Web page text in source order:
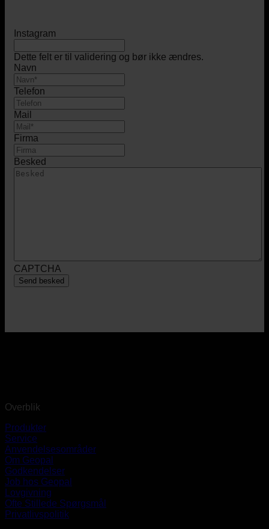
Instagram
Dette felt er til validering og bør ikke ændres.
Navn
Telefon
Mail
Firma
Besked
CAPTCHA
Overblik
Produkter
Service
Anvendelsesområder
Om Geopal
Godkendelser
Job hos Geopal
Lovgivning
Ofte Stillede Spørgsmål
Privatlivspolitik